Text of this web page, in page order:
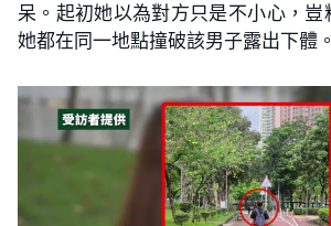
呆。起初她以為對方只是不小心，豈
她都在同一地點撞破該男子露出下體。